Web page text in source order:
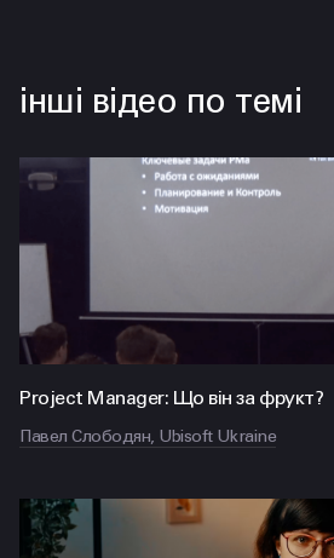
інші відео по темі
Project Manager: Що він за фрукт?
Павел Слободян, Ubisoft Ukraine